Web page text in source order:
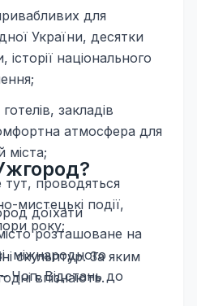
для
України, десятки
історії національного
закладів
атмосфера для
міста;
тут, проводяться
мистецькі події,
року;
скульптур. За яким
впізнають.
доїхати
розташоване на
міжнародного
Чоп. Відстань до